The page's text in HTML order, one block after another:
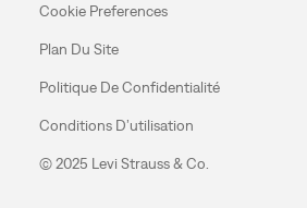
Cookie Preferences
Plan Du Site
Politique De Confidentialité
Conditions D’utilisation
© 2025 Levi Strauss & Co.